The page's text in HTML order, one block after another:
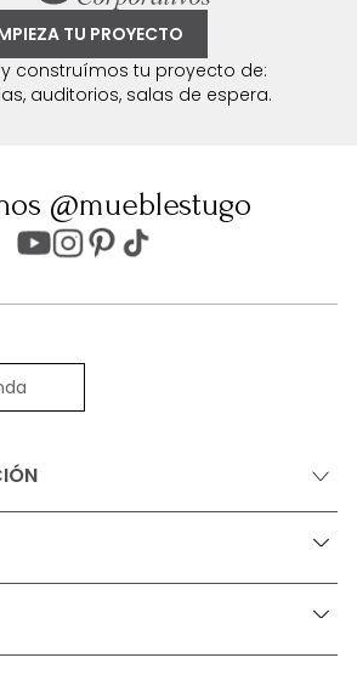
TU PROYECTO
construímos tu proyecto de:
auditorios, salas de espera.
@mueblestugo
+
y restricciones para productos
+